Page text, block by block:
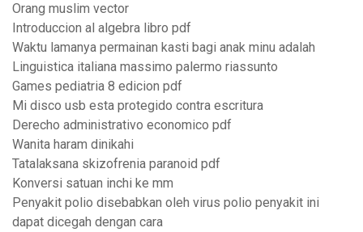
Orang muslim vector
Introduccion al algebra libro pdf
Waktu lamanya permainan kasti bagi anak minu adalah
Linguistica italiana massimo palermo riassunto
Games pediatria 8 edicion pdf
Mi disco usb esta protegido contra escritura
Derecho administrativo economico pdf
Wanita haram dinikahi
Tatalaksana skizofrenia paranoid pdf
Konversi satuan inchi ke mm
Penyakit polio disebabkan oleh virus polio penyakit ini
dapat dicegah dengan cara